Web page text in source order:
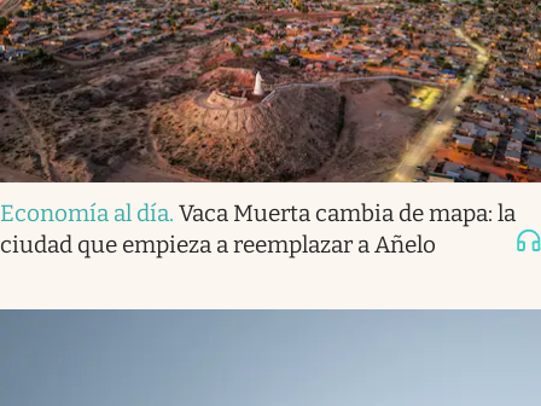
Economía al día. Vaca Muerta cambia de mapa: la
ciudad que empieza a reemplazar a Añelo